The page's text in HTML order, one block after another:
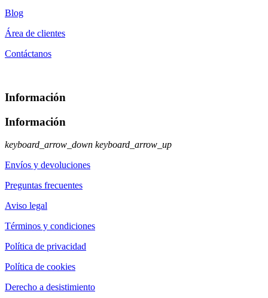
Blog
Área de clientes
Contáctanos
Información
Información
keyboard_arrow_down keyboard_arrow_up
Envíos y devoluciones
Preguntas frecuentes
Aviso legal
Términos y condiciones
Política de privacidad
Política de cookies
Derecho a desistimiento